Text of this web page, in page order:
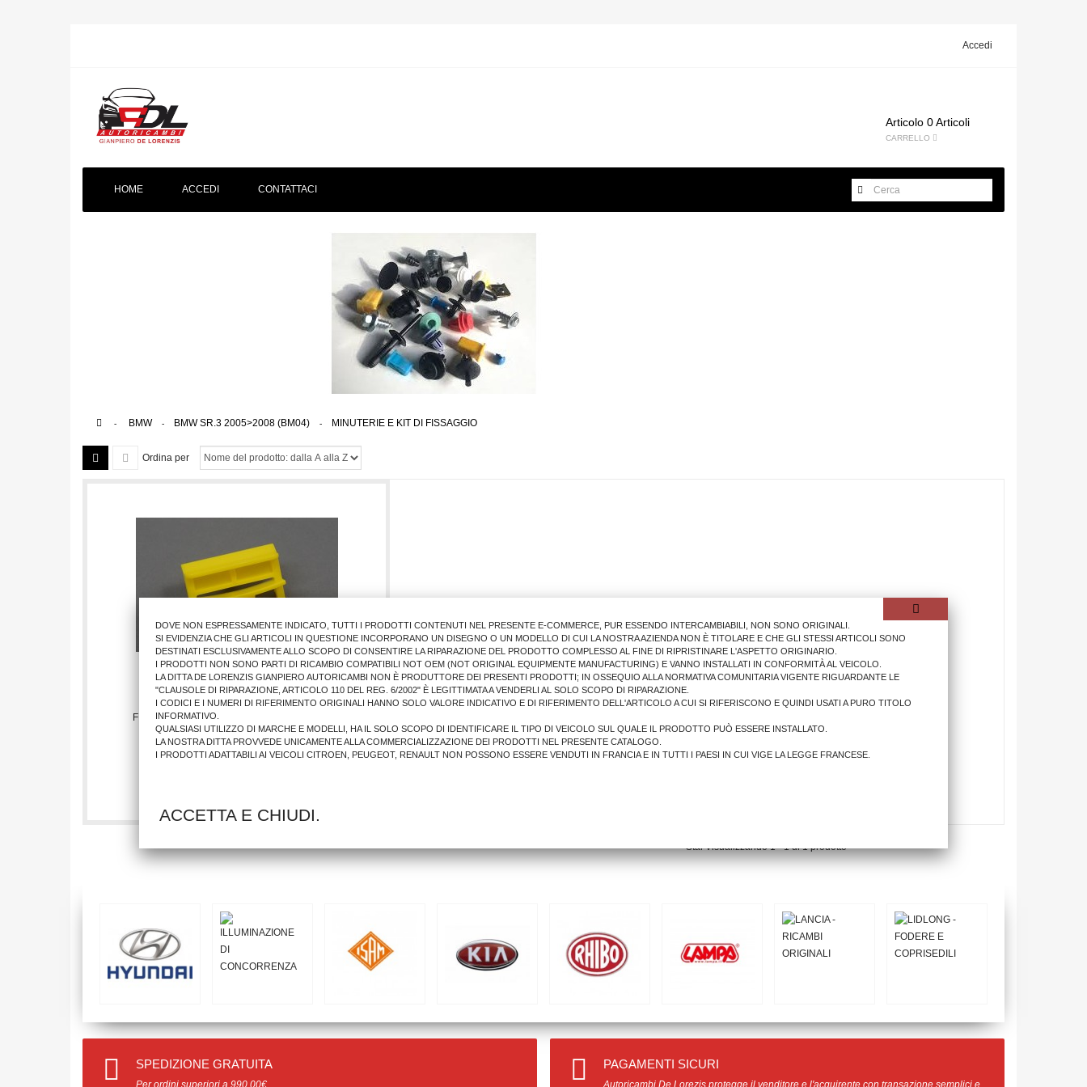
Accedi
Articolo 0 Articoli
CARRELLO
HOME ACCEDI CONTATTACI
> BMW > BMW SR.3 2005>2008 (BM04) > MINUTERIE E KIT DI FISSAGGIO
Ordina per
FISSAGGIO MODAN.SOTTOP. BMW SR.3 2005
Stai Visualizzando 1 - 1 di 1 prodotto
SPEDIZIONE GRATUITA
Per ordini superiori a 990.00€
PAGAMENTI SICURI
Autoricambi De Lorezis protegge il venditore e l'acquirente con transazione semplici e
DOVE NON ESPRESSAMENTE INDICATO, TUTTI I PRODOTTI CONTENUTI NEL PRESENTE E-COMMERCE, PUR ESSENDO INTERCAMBIABILI, NON SONO ORIGINALI.
SI EVIDENZIA CHE GLI ARTICOLI IN QUESTIONE INCORPORANO UN DISEGNO O UN MODELLO DI CUI LA NOSTRA AZIENDA NON È TITOLARE E CHE GLI STESSI ARTICOLI SONO
DESTINATI ESCLUSIVAMENTE ALLO SCOPO DI CONSENTIRE LA RIPARAZIONE DEL PRODOTTO COMPLESSO AL FINE DI RIPRISTINARE L'ASPETTO ORIGINARIO.
I PRODOTTI NON SONO PARTI DI RICAMBIO COMPATIBILI NOT OEM (NOT ORIGINAL EQUIPMENTE MANUFACTURING) E VANNO INSTALLATI IN CONFORMITÀ AL VEICOLO.
LA DITTA DE LORENZIS GIANPIERO AUTORICAMBI NON È PRODUTTORE DEI PRESENTI PRODOTTI; IN OSSEQUIO ALLA NORMATIVA COMUNITARIA VIGENTE RIGUARDANTE LE
"CLAUSOLE DI RIPARAZIONE, ARTICOLO 110 DEL REG. 6/2002" È LEGITTIMATA A VENDERLI AL SOLO SCOPO DI RIPARAZIONE.
I CODICI E I NUMERI DI RIFERIMENTO ORIGINALI HANNO SOLO VALORE INDICATIVO E DI RIFERIMENTO DELL'ARTICOLO A CUI SI RIFERISCONO E QUINDI USATI A PURO TITOLO
INFORMATIVO.
QUALSIASI UTILIZZO DI MARCHE E MODELLI, HA IL SOLO SCOPO DI IDENTIFICARE IL TIPO DI VEICOLO SUL QUALE IL PRODOTTO PUÒ ESSERE INSTALLATO.
LA NOSTRA DITTA PROVVEDE UNICAMENTE ALLA COMMERCIALIZZAZIONE DEI PRODOTTI NEL PRESENTE CATALOGO.
I PRODOTTI ADATTABILI AI VEICOLI CITROEN, PEUGEOT, RENAULT NON POSSONO ESSERE VENDUTI IN FRANCIA E IN TUTTI I PAESI IN CUI VIGE LA LEGGE FRANCESE.
ACCETTA E CHIUDI.